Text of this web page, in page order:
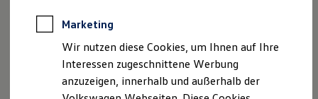
Notdienst und Pannenhilfe
Software, Konnektivität & Apps
California App
VW Connect für Ihren ID. Buzz
VW Connect für Ihren Transporter/Caravelle
VW Connect für Ihren Amarok
VW Connect für andere Modelle
Marketing
Wir nutzen diese Cookies, um Ihnen auf Ihre
Interessen zugeschnittene Werbung
anzuzeigen, innerhalb und außerhalb der